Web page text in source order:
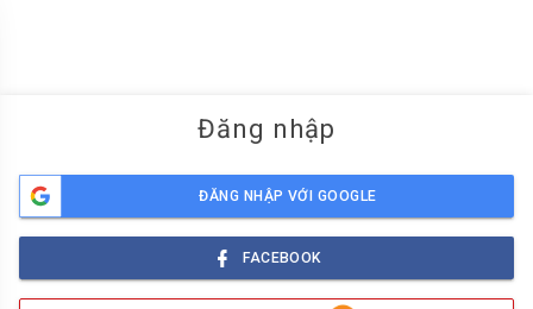
Đăng nhập
ĐĂNG NHẬP VỚI GOOGLE
FACEBOOK